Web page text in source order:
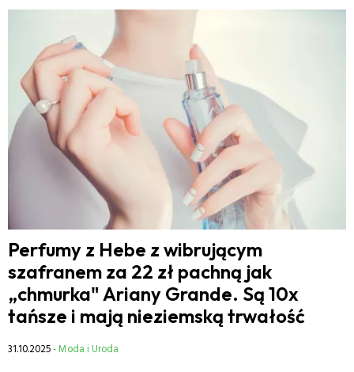
Perfumy z Hebe z wibrującym
szafranem za 22 zł pachną jak
„chmurka" Ariany Grande. Są 10x
tańsze i mają nieziemską trwałość
31.10.2025- Moda i Uroda